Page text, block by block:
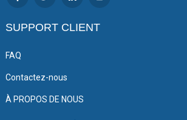
SUPPORT CLIENT
FAQ
Contactez-nous
À PROPOS DE NOUS